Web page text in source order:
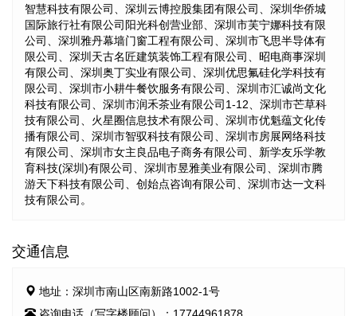
智慧科技有限公司、深圳云博控股集团有限公司、深圳华侨城
国际旅行社有限公司阳光科创营业部、深圳市芙宁娜科技有限
公司、深圳雅丹幕墙门窗工程有限公司、深圳市飞思半导体有
限公司、深圳天古名匠建筑装饰工程有限公司、昭电商事深圳
有限公司、深圳奥丁实业有限公司、深圳优思氟硅化学科技有
限公司、深圳市小耕牛餐饮服务有限公司、深圳市汇诚尚文化
科技有限公司、深圳市润禾茶业有限公司1-12、深圳市芒草科
技有限公司、火星圈信息技术有限公司、深圳市优魁蕴文化传
播有限公司、深圳市智驭科技有限公司、深圳市房展网络科技
有限公司、深圳市女主良品电子商务有限公司、新学友乐学教
育科技(深圳)有限公司、深圳市昱雅美业有限公司、深圳市腾
游天下科技有限公司、创始点咨询有限公司、深圳市达一文科
技有限公司。
交通信息
地址：深圳市南山区南新路1002-1号